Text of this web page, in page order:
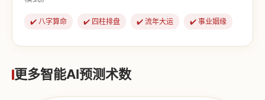
✔️ 八字算命 ✔️ 四柱排盘 ✔️ 流年大运 ✔️ 事业姻缘
更多智能AI预测术数